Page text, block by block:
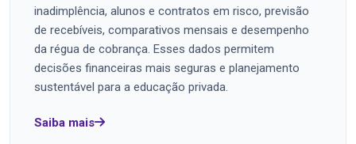
inadimplência, alunos e contratos em risco, previsão
de recebíveis, comparativos mensais e desempenho
da régua de cobrança. Esses dados permitem
decisões financeiras mais seguras e planejamento
sustentável para a educação privada.
Saiba mais